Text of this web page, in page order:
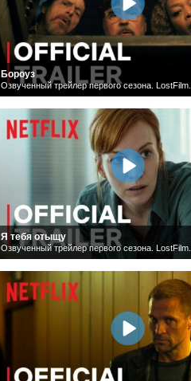
Бороуз
Озвученный трейлер первого сезона.
Я тебя отыщу
Озвученный трейлер первого сезона.